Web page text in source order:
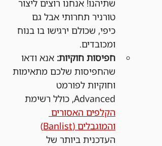
שתיהנו! אנחנו רוצים ליצור
טורניר תחרותי אבל גם
כיפי, שכולם ירגישו בו בנוח
ומכובדים.
חפיסות חוקיות: אנא ודאו
שהחפיסות שלכם מתאימות
וחוקיות לפורמט
Advanced, כולל רשימת
הקלפים האסורים
והמוגבלים (Banlist)
העדכנית ביותר של